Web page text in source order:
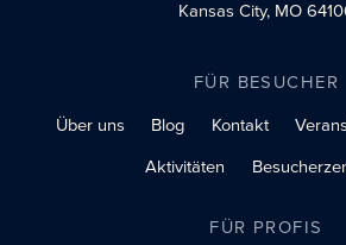
Kansas City, MO
FÜR BESUCHER
Über uns
Blog Kontakt
Aktivitäten
FÜR PROFIS